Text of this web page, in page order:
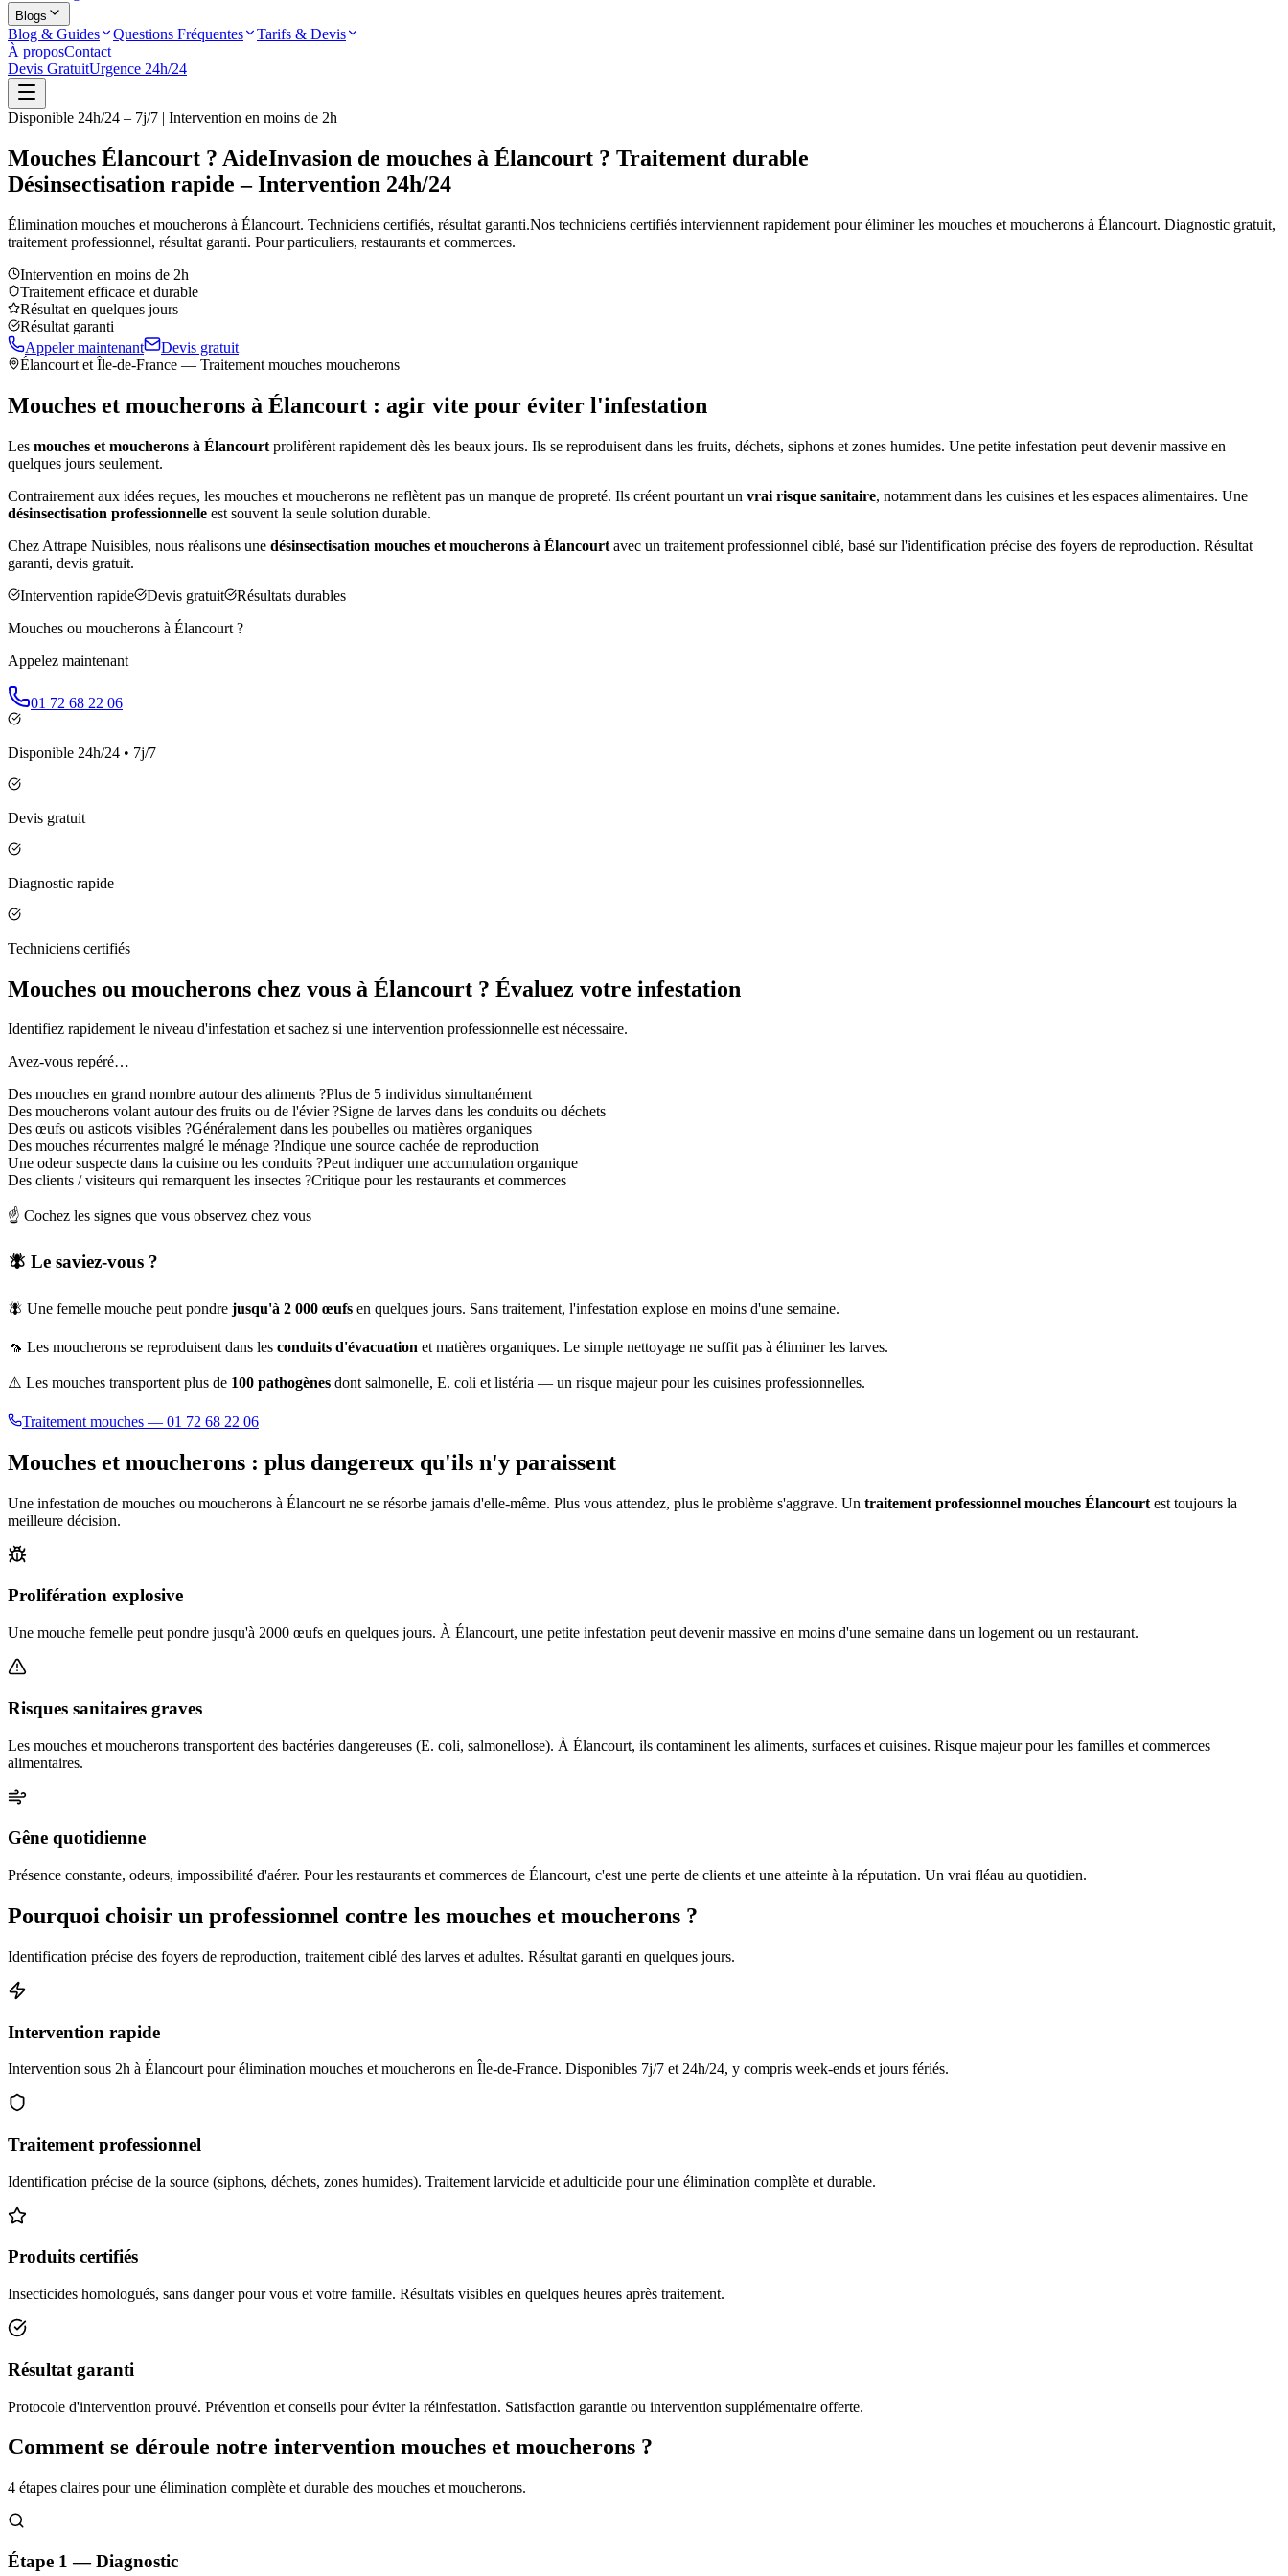
Blogs
Blog & Guides Questions Fréquentes
Tarifs & Devis
À proposContact
Devis GratuitUrgence 24h/24
Disponible 24h/24 – 7j/7 | Intervention en moins de 2h
Mouches Élancourt ? AideInvasion de mouches à Élancourt ? Traitement durable
Désinsectisation rapide – Intervention 24h/24
Élimination mouches et moucherons à Élancourt. Techniciens certifiés, résultat garanti.Nos techniciens certifiés interviennent rapidement pour éliminer les mouches et moucherons à Élancourt. Diagnostic gratuit,
traitement professionnel, résultat garanti. Pour particuliers, restaurants et commerces.
Intervention en moins de 2h
Traitement efficace et durable
Résultat en quelques jours
Résultat garanti
Appeler maintenant
Devis gratuit
Élancourt et Île-de-France — Traitement mouches moucherons
Mouches et moucherons à Élancourt : agir vite pour éviter l'infestation
Les mouches et moucherons à Élancourt prolifèrent rapidement dès les beaux jours. Ils se reproduisent dans les fruits, déchets, siphons et zones humides. Une petite infestation peut devenir massive en
quelques jours seulement.
Contrairement aux idées reçues, les mouches et moucherons ne reflètent pas un manque de propreté. Ils créent pourtant un vrai risque sanitaire, notamment dans les cuisines et les espaces alimentaires. Une
désinsectisation professionnelle est souvent la seule solution durable.
Chez Attrape Nuisibles, nous réalisons une désinsectisation mouches et moucherons à Élancourt avec un traitement professionnel ciblé, basé sur l'identification précise des foyers de reproduction. Résultat
garanti, devis gratuit.
Intervention rapide
Devis gratuit
Résultats durables
Mouches ou moucherons à Élancourt ?
Appelez maintenant
01 72 68 22 06
Disponible 24h/24 • 7j/7
Devis gratuit
Diagnostic rapide
Techniciens certifiés
Mouches ou moucherons chez vous à Élancourt ? Évaluez votre infestation
Identifiez rapidement le niveau d'infestation et sachez si une intervention professionnelle est nécessaire.
Avez-vous repéré…
Des mouches en grand nombre autour des aliments ?Plus de 5 individus simultanément
Des moucherons volant autour des fruits ou de l'évier ?Signe de larves dans les conduits ou déchets
Des œufs ou asticots visibles ?Généralement dans les poubelles ou matières organiques
Des mouches récurrentes malgré le ménage ?Indique une source cachée de reproduction
Une odeur suspecte dans la cuisine ou les conduits ?Peut indiquer une accumulation organique
Des clients / visiteurs qui remarquent les insectes ?Critique pour les restaurants et commerces
☝️ Cochez les signes que vous observez chez vous
🪰 Le saviez-vous ?
🪰 Une femelle mouche peut pondre jusqu'à 2 000 œufs en quelques jours. Sans traitement, l'infestation explose en moins d'une semaine.
🦟 Les moucherons se reproduisent dans les conduits d'évacuation et matières organiques. Le simple nettoyage ne suffit pas à éliminer les larves.
⚠️ Les mouches transportent plus de 100 pathogènes dont salmonelle, E. coli et listéria — un risque majeur pour les cuisines professionnelles.
Traitement mouches — 01 72 68 22 06
Mouches et moucherons : plus dangereux qu'ils n'y paraissent
Une infestation de mouches ou moucherons à Élancourt ne se résorbe jamais d'elle-même. Plus vous attendez, plus le problème s'aggrave. Un traitement professionnel mouches Élancourt est toujours la
meilleure décision.
Prolifération explosive
Une mouche femelle peut pondre jusqu'à 2000 œufs en quelques jours. À Élancourt, une petite infestation peut devenir massive en moins d'une semaine dans un logement ou un restaurant.
Risques sanitaires graves
Les mouches et moucherons transportent des bactéries dangereuses (E. coli, salmonellose). À Élancourt, ils contaminent les aliments, surfaces et cuisines. Risque majeur pour les familles et commerces
alimentaires.
Gêne quotidienne
Présence constante, odeurs, impossibilité d'aérer. Pour les restaurants et commerces de Élancourt, c'est une perte de clients et une atteinte à la réputation. Un vrai fléau au quotidien.
Pourquoi choisir un professionnel contre les mouches et moucherons ?
Identification précise des foyers de reproduction, traitement ciblé des larves et adultes. Résultat garanti en quelques jours.
Intervention rapide
Intervention sous 2h à Élancourt pour élimination mouches et moucherons en Île-de-France. Disponibles 7j/7 et 24h/24, y compris week-ends et jours fériés.
Traitement professionnel
Identification précise de la source (siphons, déchets, zones humides). Traitement larvicide et adulticide pour une élimination complète et durable.
Produits certifiés
Insecticides homologués, sans danger pour vous et votre famille. Résultats visibles en quelques heures après traitement.
Résultat garanti
Protocole d'intervention prouvé. Prévention et conseils pour éviter la réinfestation. Satisfaction garantie ou intervention supplémentaire offerte.
Comment se déroule notre intervention mouches et moucherons ?
4 étapes claires pour une élimination complète et durable des mouches et moucherons.
Étape 1 — Diagnostic